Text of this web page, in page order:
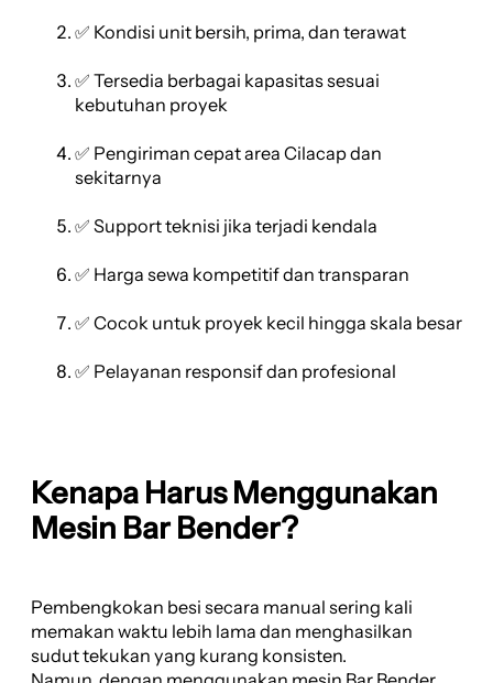
✅ Kondisi unit bersih, prima, dan terawat
✅ Tersedia berbagai kapasitas sesuai
kebutuhan proyek
✅ Pengiriman cepat area Cilacap dan
sekitarnya
✅ Support teknisi jika terjadi kendala
✅ Harga sewa kompetitif dan transparan
✅ Cocok untuk proyek kecil hingga skala besar
✅ Pelayanan responsif dan profesional
Kenapa Harus Menggunakan
Mesin Bar Bender?
Pembengkokan besi secara manual sering kali
memakan waktu lebih lama dan menghasilkan
sudut tekukan yang kurang konsisten.